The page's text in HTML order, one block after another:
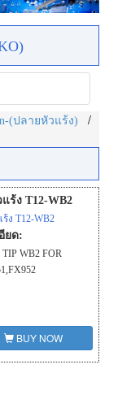
(ปลายหัวแร้ง) /
ร้ง T12-WB2
ง T12-WB2
ยด:
WB2 FOR
BUY NOW